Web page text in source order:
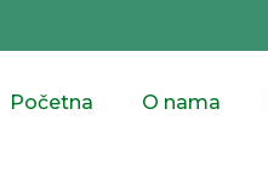
Početna O nama